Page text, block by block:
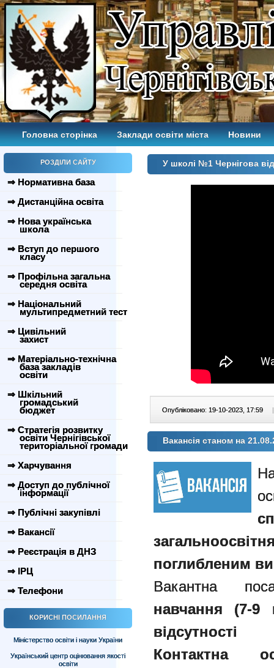
Головна сторінка Заклади освіти міста Новини
РОЗДІЛИ САЙТУ
⇒ Нормативна база
⇒ Дистанційна освіта
⇒ Нова українська
школа
⇒ Вступ до першого
класу
⇒ Профільна загальна
середня освіта
⇒ Національний
мультипредметний тест
⇒ Цивільний
захист
⇒ Матеріально-технічна
база закладів
освіти
⇒ Шкільний
громадський
бюджет
⇒ Стратегія розвитку
освіти Чернігівської
територіальної громади
⇒ Харчування
⇒ Доступ до публічної
інформації
⇒ Публічні закупівлі
⇒ Вакансії
⇒ Реєстрація в ДНЗ
⇒ ІРЦ
⇒ Телефони
КОРИСНІ ПОСИЛАННЯ
Міністерство освіти і науки України
Український центр оцінювання якості
освіти
У школі №1 Чернігова
Опубліковано: 19-10-2023, 17:59 |
Вакансія станом на
поглибленим
Вакантна
навчання (7-9
Контактна